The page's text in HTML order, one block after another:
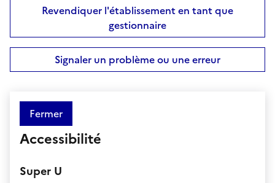
Revendiquer l'établissement en tant que
gestionnaire
Signaler un problème ou une erreur
Fermer
Accessibilité
Super U